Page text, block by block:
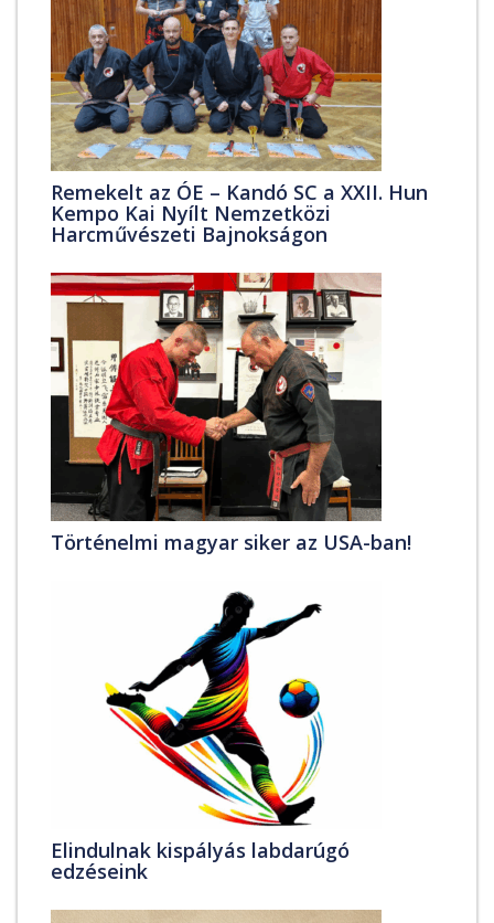
Remekelt az ÓE – Kandó SC a XXII. Hun
Kempo Kai Nyílt Nemzetközi
Harcművészeti Bajnokságon
Történelmi magyar siker az USA-ban!
Elindulnak kispályás labdarúgó
edzéseink